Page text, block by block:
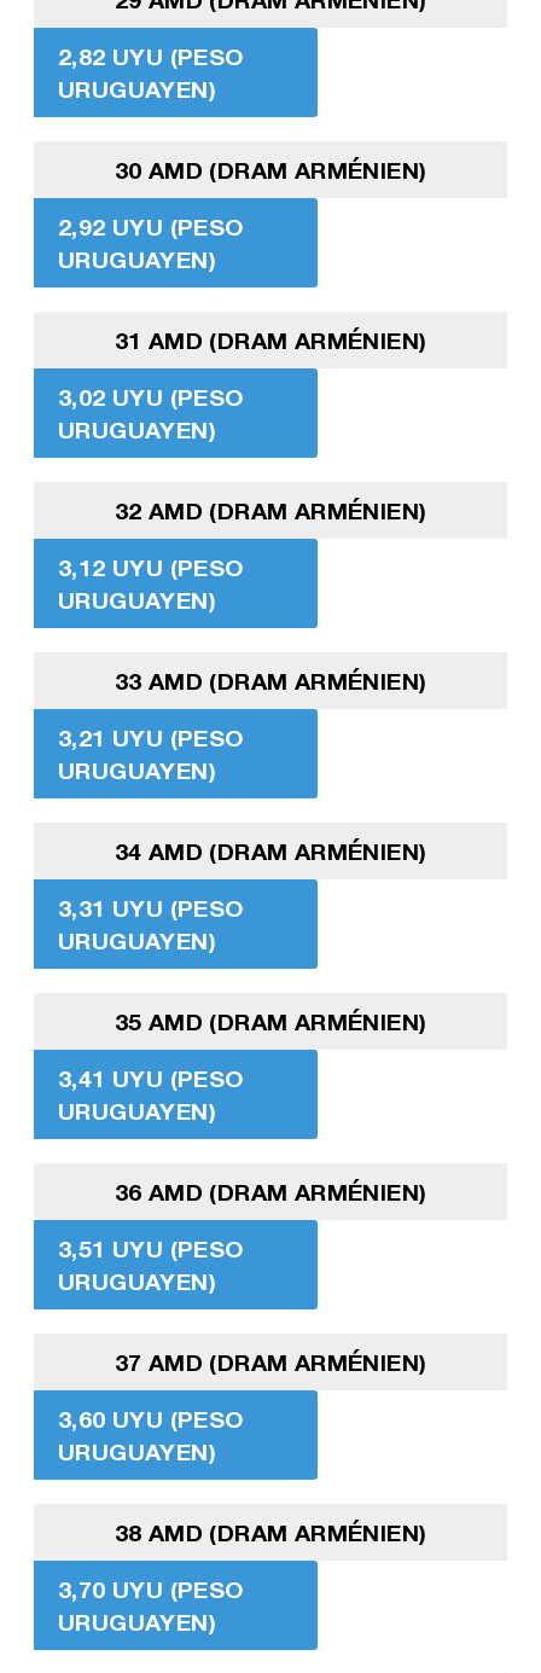
2,82 UYU (PESO
URUGUAYEN)
30 AMD (DRAM ARMÉNIEN)
2,92 UYU (PESO
URUGUAYEN)
31 AMD (DRAM ARMÉNIEN)
3,02 UYU (PESO
URUGUAYEN)
32 AMD (DRAM ARMÉNIEN)
3,12 UYU (PESO
URUGUAYEN)
33 AMD (DRAM ARMÉNIEN)
3,21 UYU (PESO
URUGUAYEN)
34 AMD (DRAM ARMÉNIEN)
3,31 UYU (PESO
URUGUAYEN)
35 AMD (DRAM ARMÉNIEN)
3,41 UYU (PESO
URUGUAYEN)
36 AMD (DRAM ARMÉNIEN)
3,51 UYU (PESO
URUGUAYEN)
37 AMD (DRAM ARMÉNIEN)
3,60 UYU (PESO
URUGUAYEN)
38 AMD (DRAM ARMÉNIEN)
3,70 UYU (PESO
URUGUAYEN)